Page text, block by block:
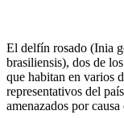
El delfín rosado (Inia
brasiliensis), dos de
que habitan en varios
representativos del
amenazados por